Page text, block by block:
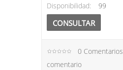
Disponibilidad: 99
CONSULTAR
0 Comentarios
comentario